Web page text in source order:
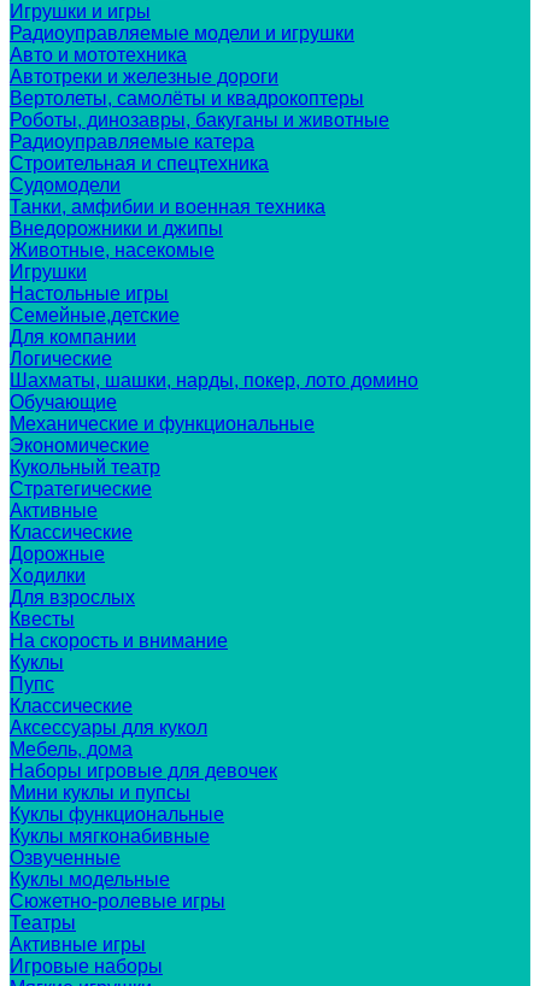
Игрушки и игры
Радиоуправляемые модели и игрушки
Авто и мототехника
Автотреки и железные дороги
Вертолеты, самолёты и квадрокоптеры
Роботы, динозавры, бакуганы и животные
Радиоуправляемые катера
Строительная и спецтехника
Судомодели
Танки, амфибии и военная техника
Внедорожники и джипы
Животные, насекомые
Игрушки
Настольные игры
Семейные,детские
Для компании
Логические
Шахматы, шашки, нарды, покер, лото домино
Обучающие
Механические и функциональные
Экономические
Кукольный театр
Стратегические
Активные
Классические
Дорожные
Ходилки
Для взрослых
Квесты
На скорость и внимание
Куклы
Пупс
Классические
Аксессуары для кукол
Мебель, дома
Наборы игровые для девочек
Мини куклы и пупсы
Куклы функциональные
Куклы мягконабивные
Озвученные
Куклы модельные
Сюжетно-ролевые игры
Театры
Активные игры
Игровые наборы